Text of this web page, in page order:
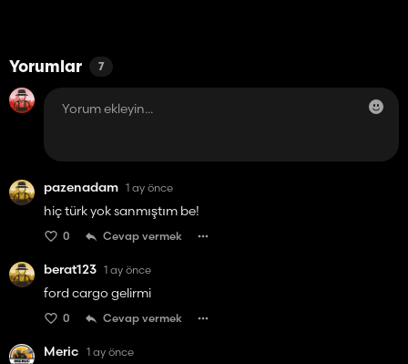
Yorumlar 7
pazenadam 1 ay önce
hiç türk yok sanmıştım be!
0 Cevap vermek
berat123 1 ay önce
ford cargo gelirmi
0 Cevap vermek
Meric 1 ay önce